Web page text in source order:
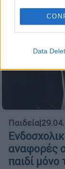
Data
Παιδεία|
αναφορές
παιδί